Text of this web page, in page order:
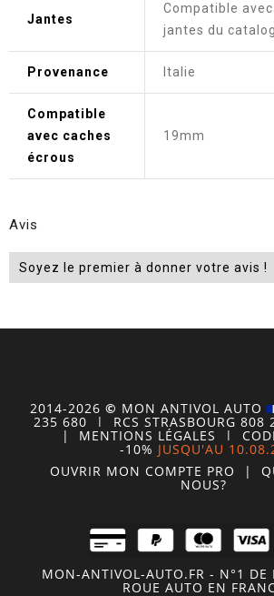
Jantes
Compatible
jantes du
Provenance Italie
Compatible
avec caches
écrous
19mm
Avis
Soyez le premier à donner votre avis !
2014-2026 © MON ANTIVOL AUTO
235 680 | RCS STRASBOURG 808
| MENTIONS LÉGALES |
-10% JUSQU'AU
OUVRIR MON COMPTE PRO |
NOUS?
MON-ANTIVOL-AUTO.FR - N°1 DE
ROUE AUTO EN